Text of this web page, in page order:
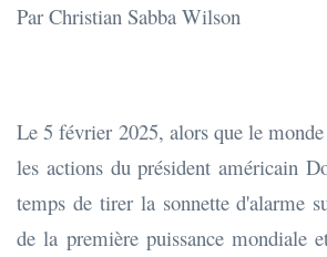
Par Christian Sabba Wilson
Le 5 février 2025, alors que le
les actions du président américain
temps de tirer la sonnette d'alarme
de la première puissance mondiale